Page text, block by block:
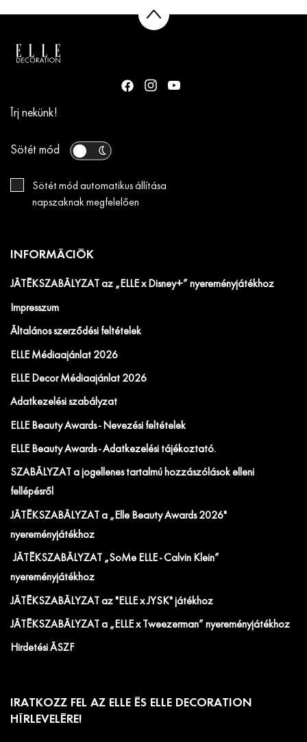
Írj nekünk!
Sötét mód
Sötét mód automatikus állítása
napszaknak megfelelően
INFORMÁCIÓK
JÁTÉKSZABÁLYZAT az „ELLE x Disney+” nyereményjátékhoz
Impresszum
Általános szerződési feltételek
ELLE Médiaajánlat 2026
ELLE Decor Médiaajánlat 2026
Adatkezelési szabályzat
ELLE Beauty Awards - Nevezési feltételek
ELLE Beauty Awards - Adatkezelési tájékoztató.
SZABÁLYZAT a jogellenes tartalmú hozzászólások elleni
fellépésről
JÁTÉKSZABÁLYZAT a „Elle Beauty Awards 2026"
nyereményjátékhoz
JÁTÉKSZABÁLYZAT „SoMe ELLE - Calvin Klein”
nyereményjátékhoz
JÁTÉKSZABÁLYZAT az "ELLE x JYSK" játékhoz
JÁTÉKSZABÁLYZAT a „ELLE x Tweezerman” nyereményjátékhoz
Hirdetési ÁSZF
IRATKOZZ FEL AZ ELLE ÉS ELLE DECORATION
HÍRLEVELÉRE!